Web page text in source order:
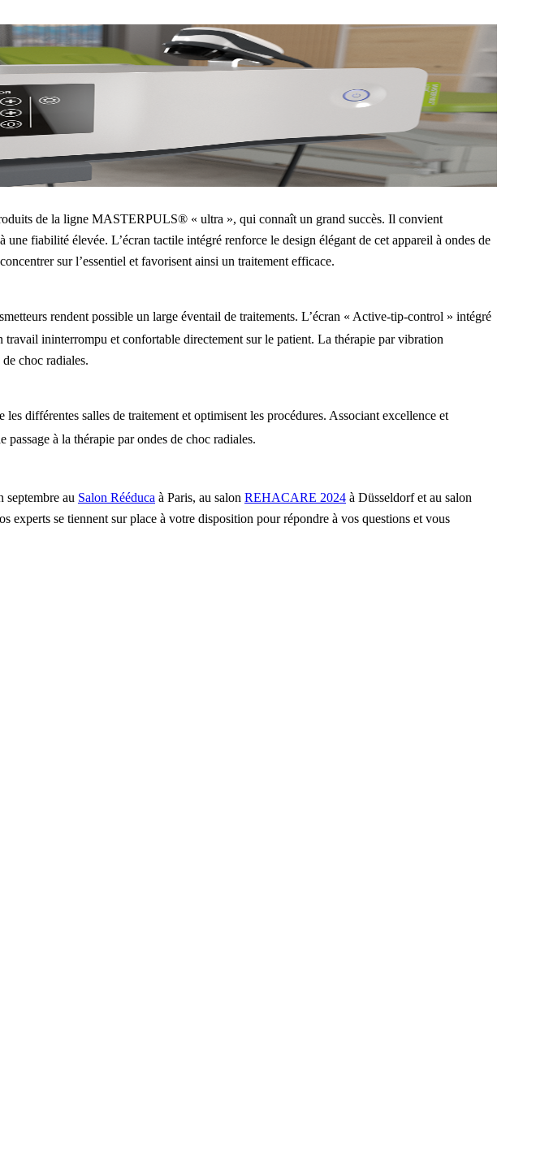
de la ligne MASTERPULS® « ultra », qui connaît un grand succès. Il convient
fiabilité élevée. L’écran tactile intégré renforce le design élégant de cet appareil à ondes de
sur l’essentiel et favorisent ainsi un traitement efficace.
rendent possible un large éventail de traitements. L’écran « Active-tip-control » intégré
travail ininterrompu et confortable directement sur le patient. La thérapie par vibration
choc radiales.
différentes salles de traitement et optimisent les procédures. Associant excellence et
passage à la thérapie par ondes de choc radiales.
septembre au Salon Rééduca à Paris, au salon REHACARE 2024 à Düsseldorf et au salon
experts se tiennent sur place à votre disposition pour répondre à vos questions et vous